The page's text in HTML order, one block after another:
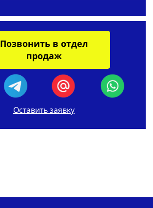
Позвонить в отдел
продаж
Оставить заявку